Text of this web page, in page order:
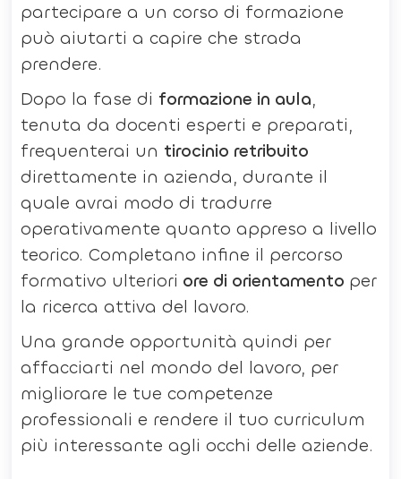
partecipare a un corso di formazione
può aiutarti a capire che strada
prendere.
Dopo la fase di formazione in aula,
tenuta da docenti esperti e preparati,
frequenterai un tirocinio retribuito
direttamente in azienda, durante il
quale avrai modo di tradurre
operativamente quanto appreso a livello
teorico. Completano infine il percorso
formativo ulteriori ore di orientamento per
la ricerca attiva del lavoro.
Una grande opportunità quindi per
affacciarti nel mondo del lavoro, per
migliorare le tue competenze
professionali e rendere il tuo curriculum
più interessante agli occhi delle aziende.